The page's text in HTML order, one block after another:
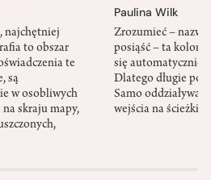
najchętniej
to obszar
te
są
w osobliwych
na skraju mapy,
Paulina Wilk
Zrozumieć –
posiąść – ta
się automatycznie,
Dlatego długie
Samo
wejścia na ścieżki